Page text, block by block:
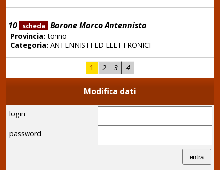
10 scheda Barone Marco Antennista
Provincia:torino
Categoria:ANTENNISTI ED ELETTRONICI
1 2 3 4
Modifica dati
login
password